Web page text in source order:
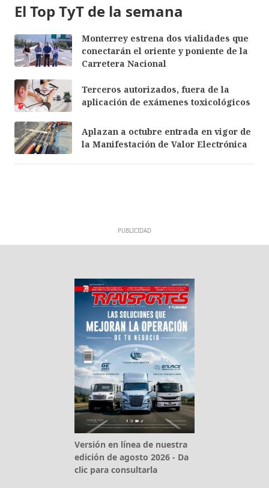
El Top TyT de la semana
Monterrey estrena dos vialidades que
conectarán el oriente y poniente de la
Carretera Nacional
Terceros autorizados, fuera de la
aplicación de exámenes toxicológicos
Aplazan a octubre entrada en vigor de
la Manifestación de Valor Electrónica
PUBLICIDAD
Versión en línea de nuestra
edición de agosto 2026 - Da
clic para consultarla